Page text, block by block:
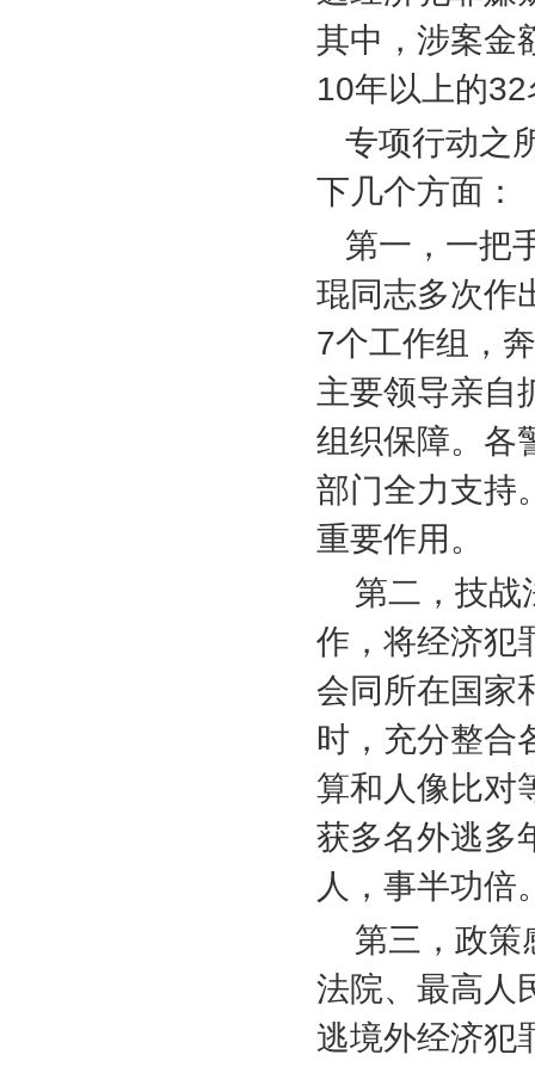
其中，涉案金
10年以上的32
专项行动之
下几个方面：
第一，一把
琨同志多次作
7个工作组，
主要领导亲自
组织保障。各
部门全力支持
重要作用。
第二，技战
作，将经济犯
会同所在国家
时，充分整合
算和人像比对
获多名外逃多
人，事半功倍
第三，政策
法院、最高人
逃境外经济犯